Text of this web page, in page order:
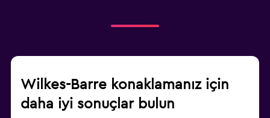
Wilkes-Barre konaklamanız için
daha iyi sonuçlar bulun